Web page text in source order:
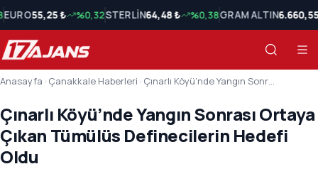
EURO55,25 ₺ %0,32STERLİN64,48 ₺ %0,38GRAM ALTIN
Anasayfa Çanakkale Haberleri Çınarlı Köyü’nde Yangın Sonrası Ortaya Çıkan Tümülüs Definecilerin Hedefi Oldu
Çınarlı Köyü’nde Yangın Sonrası Ortaya
Çıkan Tümülüs Definecilerin Hedefi
Oldu